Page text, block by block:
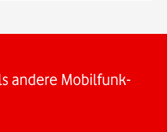
andere Mobilfunk-